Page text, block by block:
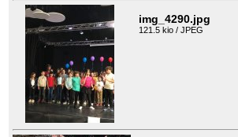
img_4290.jpg
121.5 kio / JPEG